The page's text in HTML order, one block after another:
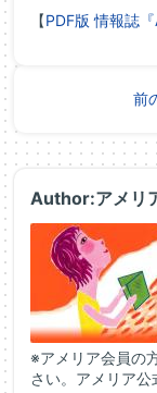
【PDF版 情報誌
前
Author:アメリ
※アメリア会員の
さい。アメリア公